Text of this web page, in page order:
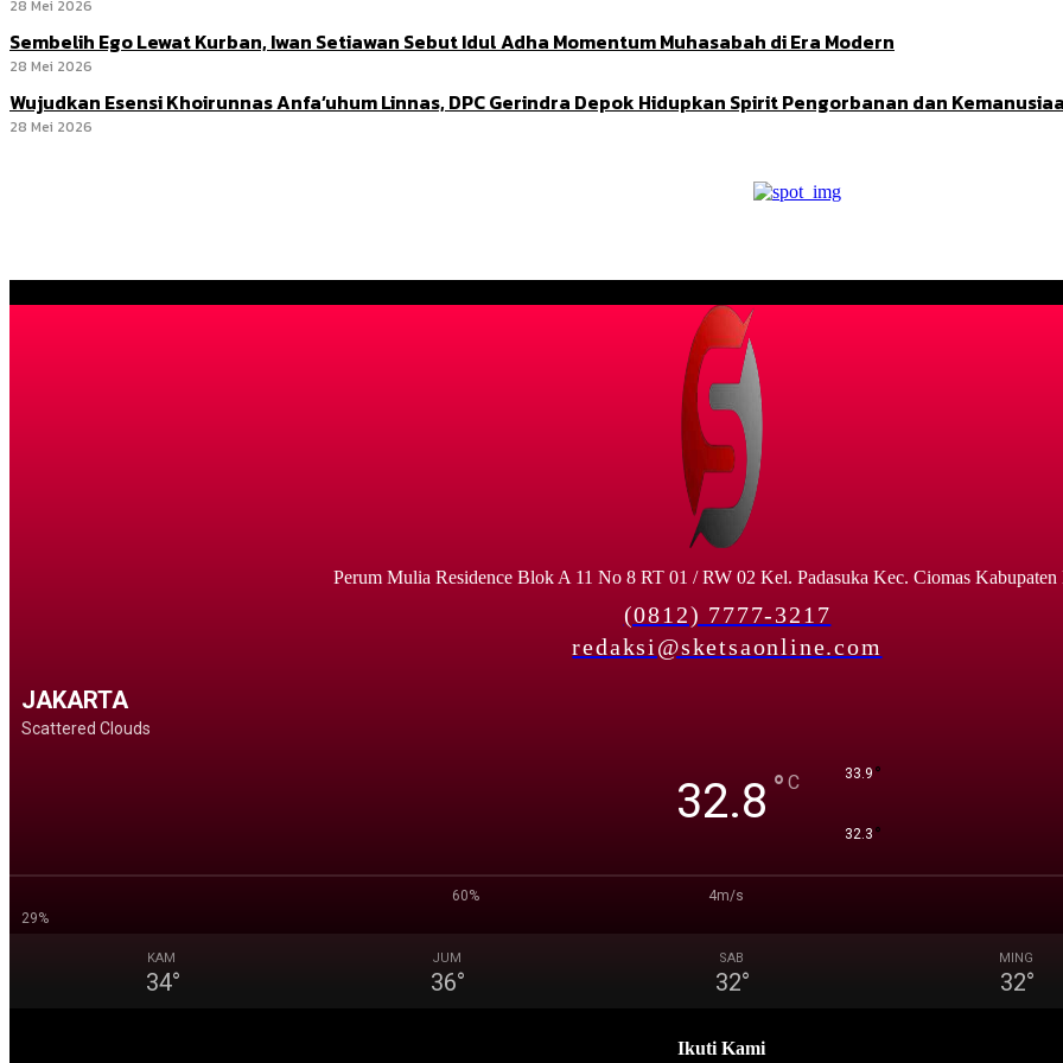
28 Mei 2026
Sembelih Ego Lewat Kurban, Iwan Setiawan Sebut Idul Adha Momentum Muhasabah di Era Modern
28 Mei 2026
Wujudkan Esensi Khoirunnas Anfa’uhum Linnas, DPC Gerindra Depok Hidupkan Spirit Pengorbanan dan
28 Mei 2026
Perum Mulia Residence Blok A 11 No 8 RT 01 / RW 02 Kel. Padasuka Kec. Ciomas Kabupaten
(0812) 7777-3217
redaksi@sketsaonline.com
JAKARTA
Scattered Clouds
32.8 ° C 33.9 °
32.3 °
60%
4m/s
29%
KAM
34°
JUM
36°
SAB
32°
MING
32°
Ikuti Kami